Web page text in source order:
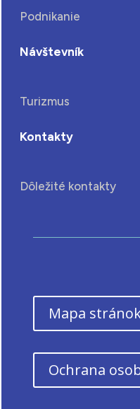
Podnikanie
Návštevník
Turizmus
Kontakty
Dôležité kontakty
Mapa
Ochrana